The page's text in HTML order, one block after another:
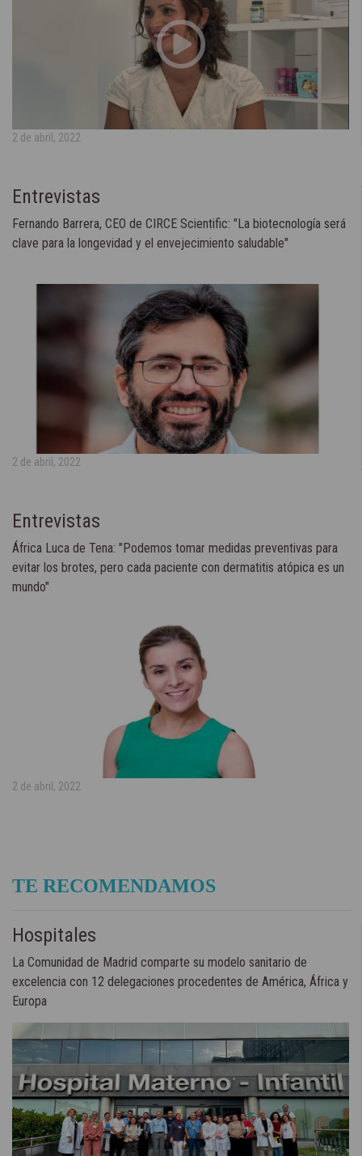
2 de abril, 2022
Entrevistas
Fernando Barrera, CEO de CIRCE Scientific: "La biotecnología será
clave para la longevidad y el envejecimiento saludable"
2 de abril, 2022
Entrevistas
África Luca de Tena: "Podemos tomar medidas preventivas para
evitar los brotes, pero cada paciente con dermatitis atópica es un
mundo"
2 de abril, 2022
TE RECOMENDAMOS
Hospitales
La Comunidad de Madrid comparte su modelo sanitario de
excelencia con 12 delegaciones procedentes de América, África y
Europa